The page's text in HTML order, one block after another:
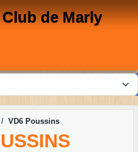
de Marly
VD6 Poussins